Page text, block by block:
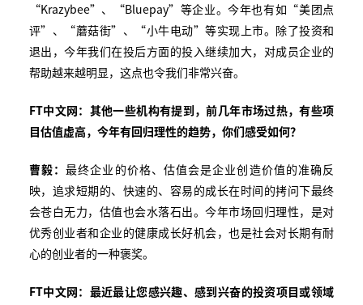
“Krazybee”、“Bluepay”等企业。今年也有如“美团点
评”、“蘑菇街”、“小牛电动”等实现上市。除了投资和
退出，今年我们在投后方面的投入继续加大，对成员企业的
帮助越来越明显，这点也令我们非常兴奋。
FT中文网：其他一些机构有提到，前几年市场过热，有些项
目估值虚高，今年有回归理性的趋势，你们感受如何？
曹毅：最终企业的价格、估值会是企业创造价值的准确反
映，追求短期的、快速的、容易的成长在时间的拷问下最终
会苍白无力，估值也会水落石出。今年市场回归理性，是对
优秀创业者和企业的健康成长好机会，也是社会对长期有耐
心的创业者的一种褒奖。
FT中文网：最近最让您感兴趣、感到兴奋的投资项目或领域